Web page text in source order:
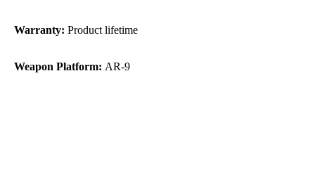
Warranty: Product lifetime
Weapon Platform: AR-9